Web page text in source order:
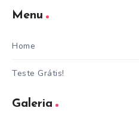
Menu
Home
Teste Grátis!
Galeria